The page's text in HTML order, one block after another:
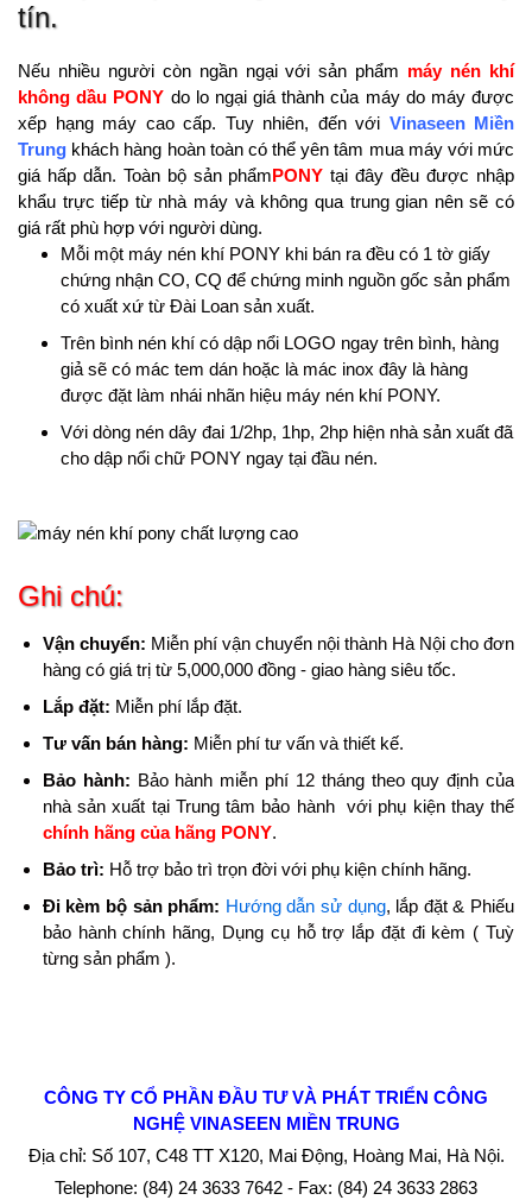
tín.
Nếu nhiều người còn ngần ngại với sản phẩm máy nén khí
không dầu PONY do lo ngại giá thành của máy do máy được
xếp hạng máy cao cấp. Tuy nhiên, đến với Vinaseen Miền
Trung khách hàng hoàn toàn có thể yên tâm mua máy với mức
giá hấp dẫn. Toàn bộ sản phẩmPONY tại đây đều được nhập
khẩu trực tiếp từ nhà máy và không qua trung gian nên sẽ có
giá rất phù hợp với người dùng.
Mỗi một máy nén khí PONY khi bán ra đều có 1 tờ giấy
chứng nhận CO, CQ để chứng minh nguồn gốc sản phẩm
có xuất xứ từ Đài Loan sản xuất.
Trên bình nén khí có dập nổi LOGO ngay trên bình, hàng
giả sẽ có mác tem dán hoặc là mác inox đây là hàng
được đặt làm nhái nhãn hiệu máy nén khí PONY.
Với dòng nén dây đai 1/2hp, 1hp, 2hp hiện nhà sản xuất đã
cho dập nổi chữ PONY ngay tại đầu nén.
Ghi chú:
Vận chuyển: Miễn phí vận chuyển nội thành Hà Nội cho đơn
hàng có giá trị từ 5,000,000 đồng - giao hàng siêu tốc.
Lắp đặt: Miễn phí lắp đặt.
Tư vấn bán hàng: Miễn phí tư vấn và thiết kế.
Bảo hành: Bảo hành miễn phí 12 tháng theo quy định của
nhà sản xuất tại Trung tâm bảo hành với phụ kiện thay thế
chính hãng của hãng PONY.
Bảo trì: Hỗ trợ bảo trì trọn đời với phụ kiện chính hãng.
Đi kèm bộ sản phẩm: Hướng dẫn sử dụng, lắp đặt & Phiếu
bảo hành chính hãng, Dụng cụ hỗ trợ lắp đặt đi kèm ( Tuỳ
từng sản phẩm ).
CÔNG TY CỔ PHẦN ĐẦU TƯ VÀ PHÁT TRIỂN CÔNG
NGHỆ VINASEEN MIỀN TRUNG
Địa chỉ: Số 107, C48 TT X120, Mai Động, Hoàng Mai, Hà Nội.
Telephone: (84) 24 3633 7642 - Fax: (84) 24 3633 2863